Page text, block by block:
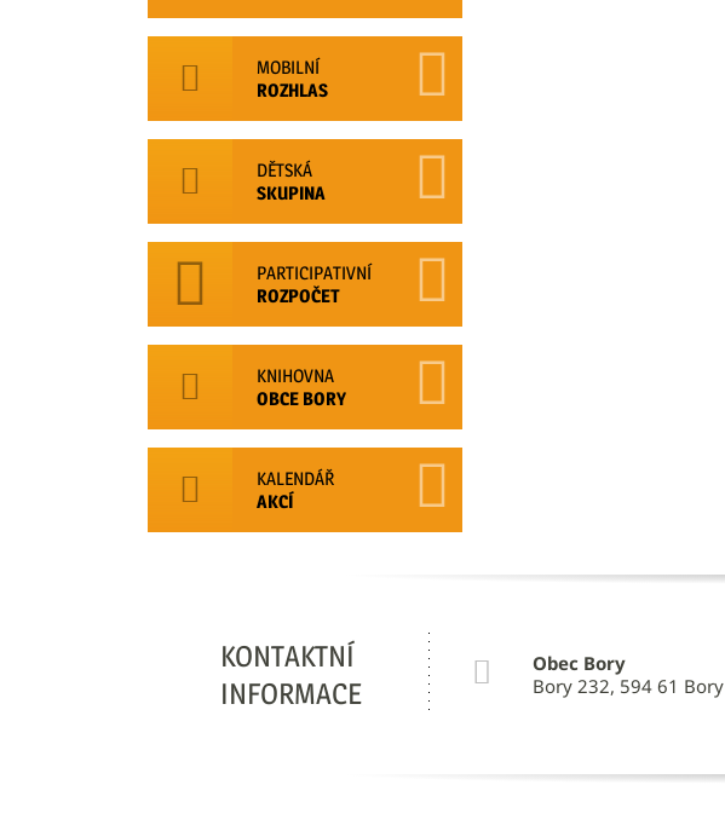
MOBILNÍ
ROZHLAS
DĚTSKÁ
SKUPINA
PARTICIPATIVNÍ
ROZPOČET
KNIHOVNA
OBCE BORY
KALENDÁŘ
AKCÍ
KONTAKTNÍ
INFORMACE
Obec Bory
Bory 232, 594 61 Bory